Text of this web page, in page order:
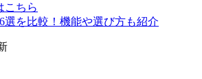
こちら
選を比較！機能や選び方も紹介